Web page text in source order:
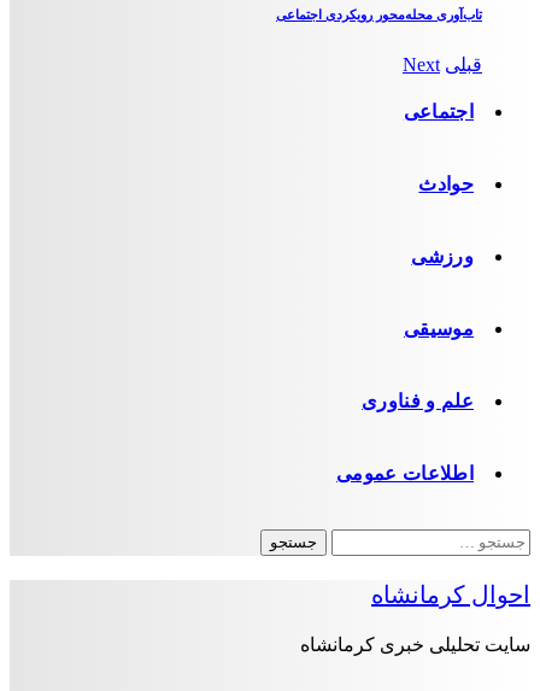
تاب‌آوری محله‌محور رویکردی اجتماعی
قبلی Next
اجتماعی
حوادث
ورزشی
موسیقی
علم و فناوری
اطلاعات عمومی
جستجو
برای:
احوال کرمانشاه
سایت تحلیلی خبری کرمانشاه